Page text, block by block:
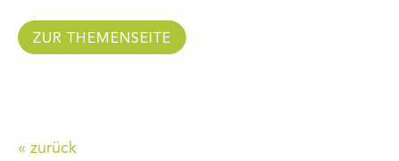
ZUR THEMENSEITE
« zurück